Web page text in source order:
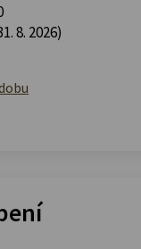
8. 2026)